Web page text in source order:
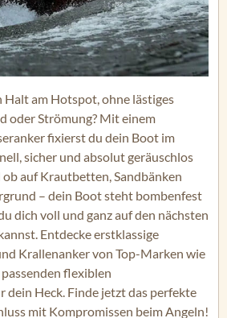
Halt am Hotspot, ohne lästiges
oder Strömung? Mit einem
fixierst du dein Boot im
sicher und absolut geräuschlos
auf Krautbetten, Sandbänken
– dein Boot steht bombenfest
dich voll und ganz auf den nächsten
Entdecke erstklassige
Krallenanker von Top-Marken wie
flexiblen
Heck. Finde jetzt das perfekte
mit Kompromissen beim Angeln!